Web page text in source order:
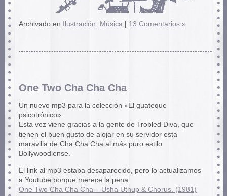
Archivado en Ilustración, Música 13 Comentarios »
One Two Cha Cha Cha
Un nuevo mp3 para la colección «El guateque
psicotrónico».
Esta vez viene gracias a la gente de Trobled Diva, que
tienen el buen gusto de alojar en su servidor esta
maravilla de Cha Cha Cha al más puro estilo
Bollywoodiense.
El link al mp3 estaba desaparecido, pero lo actualizamos
a Youtube porque merece la pena.
One Two Cha Cha Cha – Usha Uthup & Chorus. (1981)